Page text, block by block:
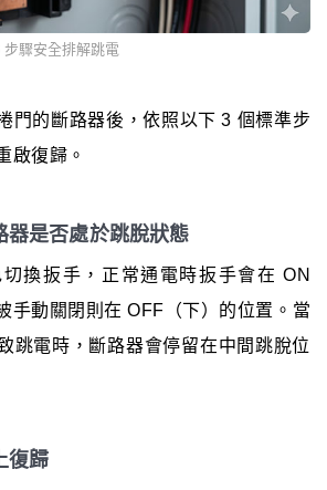
驟安全排解跳電
門的斷路器後，依照以下 3 個標準步
啟復歸。
器是否處於跳脫狀態
換扳手，正常通電時扳手會在 ON
手動關閉則在 OFF（下）的位置。當
跳電時，斷路器會停留在中間跳脫位
復歸